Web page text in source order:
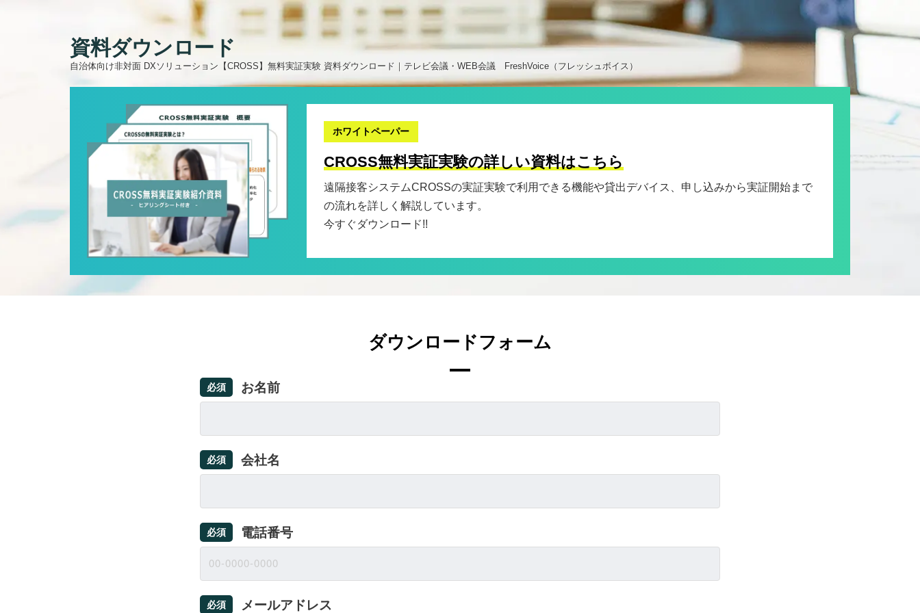
資料ダウンロード
自治体向け非対面 DXソリューション【CROSS】無料実証実験 資料ダウンロード｜テレビ会議・WEB会議 FreshVoice（フレッシュボイス）
ホワイトペーパー
CROSS無料実証実験の詳しい資料はこちら
遠隔接客システムCROSSの実証実験で利用できる機能や貸出デバイス、申し込みから実証開始まで
の流れを詳しく解説しています。
今すぐダウンロード!!
ダウンロードフォーム
お名前
必須
会社名
必須
電話番号
必須
メールアドレス
必須